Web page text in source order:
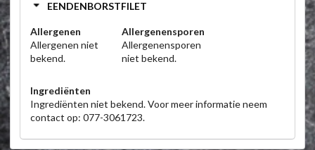
EENDENBORSTFILET
Allergenen
Allergenen niet
bekend.
Allergenensporen
Allergenensporen
niet bekend.
Ingrediënten
Ingrediënten niet bekend. Voor meer informatie neem
contact op: 077-3061723.